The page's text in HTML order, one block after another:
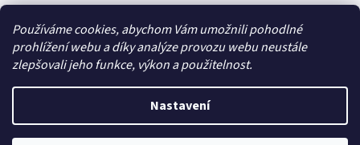
Používáme cookies, abychom Vám umožnili pohodlné
prohlížení webu a díky analýze provozu webu neustále
zlepšovali jeho funkce, výkon a použitelnost.
Nastavení
á